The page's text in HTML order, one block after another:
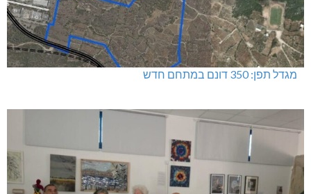
מגדל תפן: 350 דונם במתחם חדש